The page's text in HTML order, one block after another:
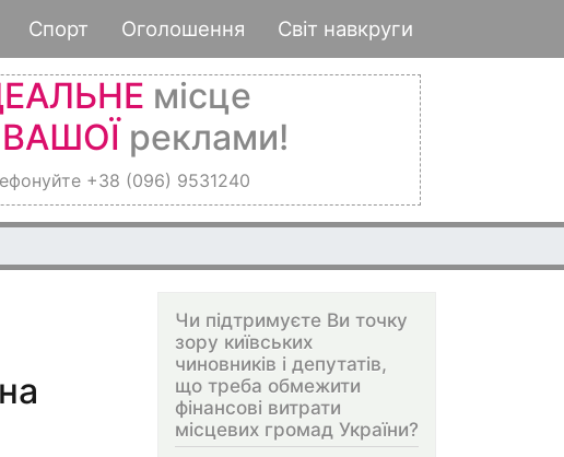
Спорт Оголошення Світ навкруги
місце
ВАШОЇ реклами!
+38 (096) 9531240
Чи підтримуєте Ви точку
зору київських
чиновників і депутатів,
що треба обмежити
фінансові витрати
місцевих громад України?